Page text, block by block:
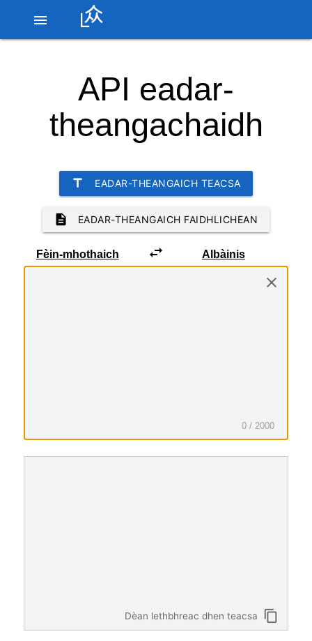
menu
API eadar-
theangachaidh
title EADAR-THEANGAICH TEACSA
description EADAR-THEANGAICH FAIDHLICHEAN
swap_horiz
close
0 / 2000
Dèan lethbhreac dhen teacsa content_copy